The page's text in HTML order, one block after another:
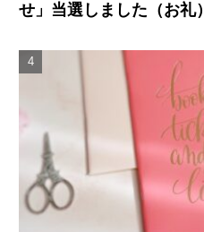
せ」当選しました（お礼）